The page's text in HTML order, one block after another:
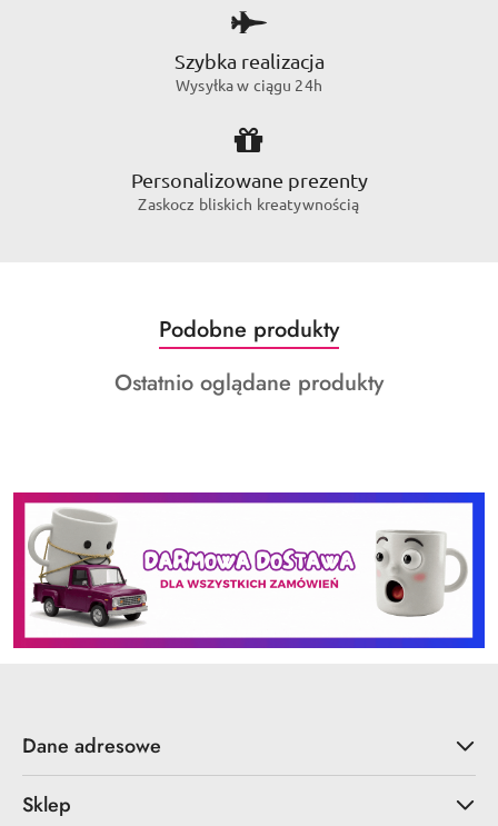
Szybka realizacja
Wysyłka w ciągu 24h
Personalizowane prezenty
Zaskocz bliskich kreatywnością
Pomiń karuzelę produktów
Produkty
o
statusie:
Podobne produkty
Produkty
Ostatnio oglądane produkty
Dane adresowe
Sklep